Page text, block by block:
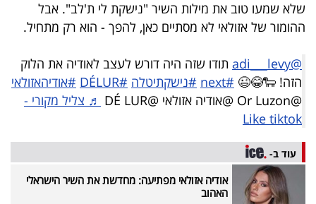
שיתופי
פעולה
דרושים
ניוזלטרים
שלא שמעו טוב את מילות השיר "נישקת לי ת'לב". אבל
ההומור של אזולאי לא מסתיים כאן, להפך - הוא רק מתחיל.
@adi___levy
תודו שזה היה דורש לעצב לאודיה את הלוק
הזה! 🐑😂😉 #next #נישקתיטלה #DÉLUR
#אודיהאזולאי
@Or Luzon @אודיה אזולאי @DÉ LUR
♬ צליל מקורי -
Like tiktok
עוד ב-
אודיה אזולאי מפתיעה: מחדשת את השיר הישראלי
האהוב